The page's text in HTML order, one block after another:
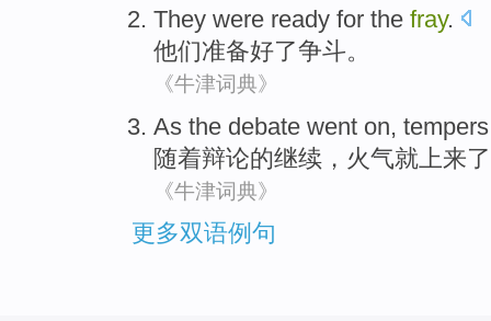
They were ready for the fray.
他们准备好了争斗。
《牛津词典》
As the debate went on, tempers
随着辩论的继续 ， 火气就上来
《牛津词典》
更多双语例句